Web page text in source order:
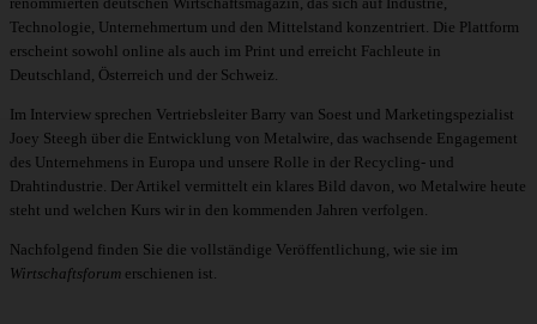
Technologie, Unternehmertum und den Mittelstand konzentriert. Die Plattform
erscheint sowohl online als auch im Print und erreicht Fachleute in
Deutschland, Österreich und der Schweiz.
Im Interview sprechen Vertriebsleiter Barry van Soest und Marketingspezialist
Joey Steegh über die Entwicklung von Metalwire, das wachsende Engagement
des Unternehmens in Europa und unsere Rolle in der Recycling- und
Drahtindustrie. Der Artikel vermittelt ein klares Bild davon, wo Metalwire heute
steht und welchen Kurs wir in den kommenden Jahren verfolgen.
Nachfolgend finden Sie die vollständige Veröffentlichung, wie sie im
Wirtschaftsforum erschienen ist.